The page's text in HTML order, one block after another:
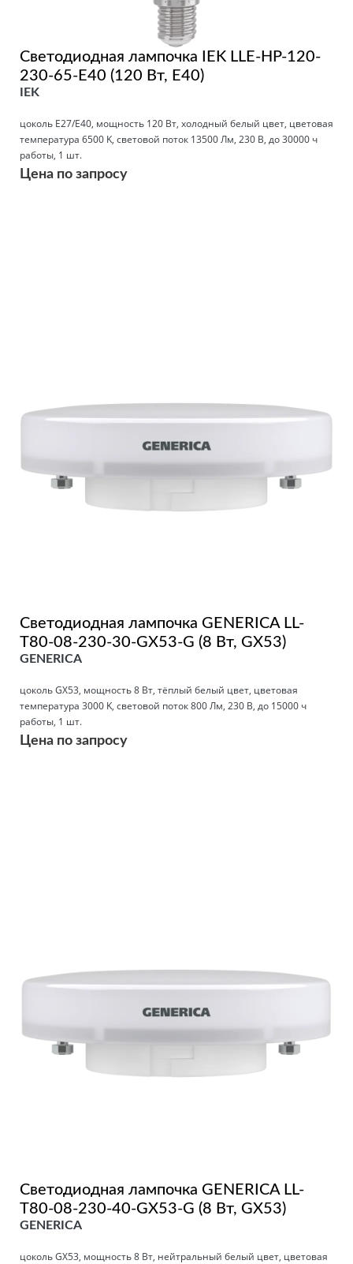
Светодиодная лампочка IEK LLE-HP-120-
230-65-E40 (120 Вт, E40)
IEK
цоколь E27/Е40, мощность 120 Вт, холодный белый цвет, цветовая
температура 6500 K, световой поток 13500 Лм, 230 В, до 30000 ч
работы, 1 шт.
Цена по запросу
Светодиодная лампочка GENERICA LL-
T80-08-230-30-GX53-G (8 Вт, GX53)
GENERICA
цоколь GX53, мощность 8 Вт, тёплый белый цвет, цветовая
температура 3000 K, световой поток 800 Лм, 230 В, до 15000 ч
работы, 1 шт.
Цена по запросу
Светодиодная лампочка GENERICA LL-
T80-08-230-40-GX53-G (8 Вт, GX53)
GENERICA
цоколь GX53, мощность 8 Вт, нейтральный белый цвет, цветовая